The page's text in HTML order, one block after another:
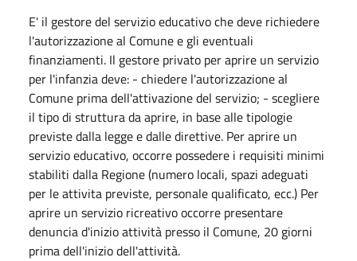
E' il gestore del servizio educativo che deve richiedere
l'autorizzazione al Comune e gli eventuali
finanziamenti. Il gestore privato per aprire un servizio
per l'infanzia deve: - chiedere l'autorizzazione al
Comune prima dell'attivazione del servizio; - scegliere
il tipo di struttura da aprire, in base alle tipologie
previste dalla legge e dalle direttive. Per aprire un
servizio educativo, occorre possedere i requisiti minimi
stabiliti dalla Regione (numero locali, spazi adeguati
per le attivita previste, personale qualificato, ecc.) Per
aprire un servizio ricreativo occorre presentare
denuncia d'inizio attività presso il Comune, 20 giorni
prima dell'inizio dell'attività.